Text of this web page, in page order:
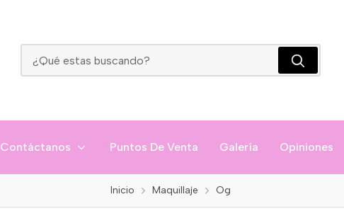
Contáctanos Puntos De Venta Galería Opiniones
Inicio Maquillaje Og